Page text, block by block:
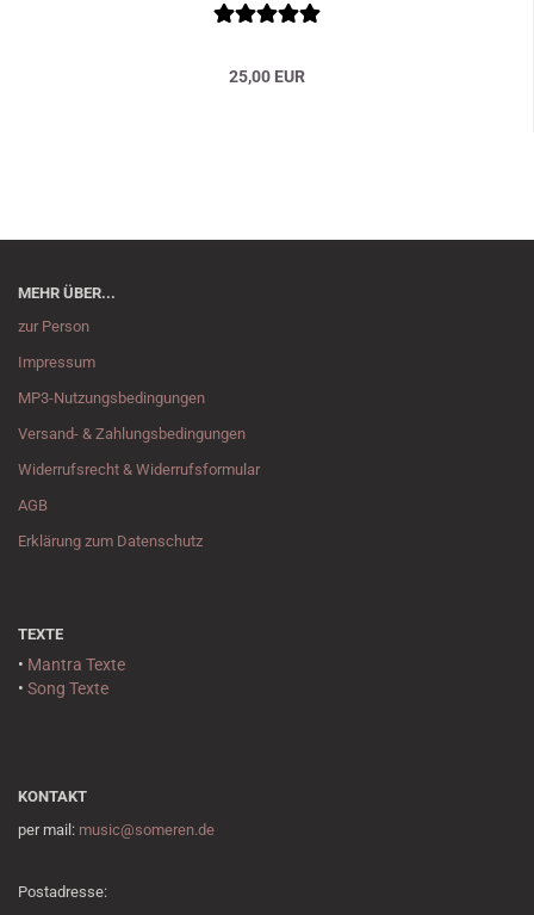
25,00 EUR
MEHR ÜBER...
zur Person
Impressum
MP3-Nutzungsbedingungen
Versand- & Zahlungsbedingungen
Widerrufsrecht & Widerrufsformular
AGB
Erklärung zum Datenschutz
TEXTE
• Mantra Texte
• Song Texte
KONTAKT
per mail: music@someren.de
Postadresse: